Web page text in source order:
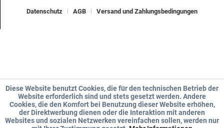
Datenschutz AGB Versand und Zahlungsbedingungen
Diese Website benutzt Cookies, die für den technischen Betrieb der
Website erforderlich sind und stets gesetzt werden. Andere
Cookies, die den Komfort bei Benutzung dieser Website erhöhen,
der Direktwerbung dienen oder die Interaktion mit anderen
Websites und sozialen Netzwerken vereinfachen sollen, werden nur